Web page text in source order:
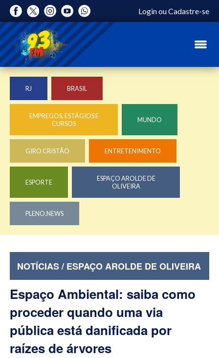
LoginouCadastre-se
RJ BRASIL
EMPREGOS, ESTÁGIOS E
CURSOS
MUNDO
GIRO CRISTÃO ENTRETENIMENTO
ESPORTE
ESPAÇO AROLDE DE
OLIVEIRA
PLENO.NEWS
NOTÍCIAS / ESPAÇO AROLDE DE OLIVEIRA
Espaço Ambiental: saiba como
proceder quando uma via
pública está danificada por
raízes de árvores